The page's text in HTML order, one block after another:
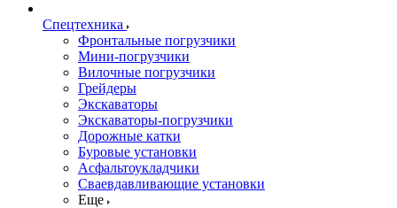
Спецтехника
Фронтальные погрузчики
Мини-погрузчики
Вилочные погрузчики
Грейдеры
Экскаваторы
Экскаваторы-погрузчики
Дорожные катки
Буровые установки
Асфальтоукладчики
Сваевдавливающие установки
Еще